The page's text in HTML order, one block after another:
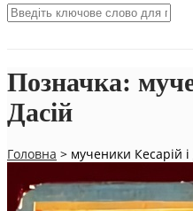
Позначка:
Дасій
Головна > мученики Кесарій і